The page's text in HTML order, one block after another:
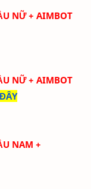
NỮ + AIMBOT
NỮ + AIMBOT
NAM +